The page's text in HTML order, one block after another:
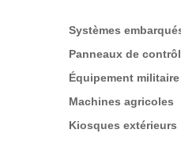
Systèmes
Panneaux de
Équipement
Machines agricoles
Kiosques extérieurs